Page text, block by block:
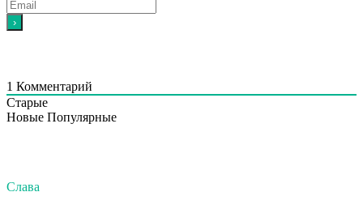
1 Комментарий
Старые
Новые Популярные
Слава